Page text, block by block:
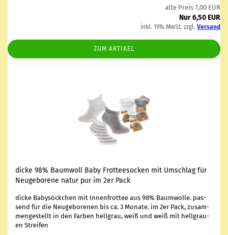
alte Preis 7,00 EUR
Nur 6,50 EUR
inkl. 19% MwSt. zzgl. Versand
ZUM ARTIKEL
dicke 98% Baum­woll Baby Frot­tee­so­cken mit Um­schlag für
Neu­ge­bo­re­ne natur pur im 2er Pack
dicke Ba­by­söck­chen mit In­nen­frot­tee aus 98% Baum­wol­le. pas­
send für die Neu­ge­bo­re­nen bis ca. 3 Mo­na­te. im 2er Pack, zu­sam­
men­ge­stellt in den Far­ben hell­grau, weiß und weiß mit hell­grau­
en Strei­fen